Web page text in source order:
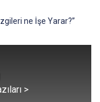
ne İşe Yarar?”
>